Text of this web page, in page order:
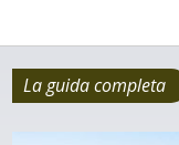
La guida completa